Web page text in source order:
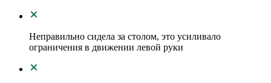
Неправильно сидела за столом, это усиливало
ограничения в движении левой руки